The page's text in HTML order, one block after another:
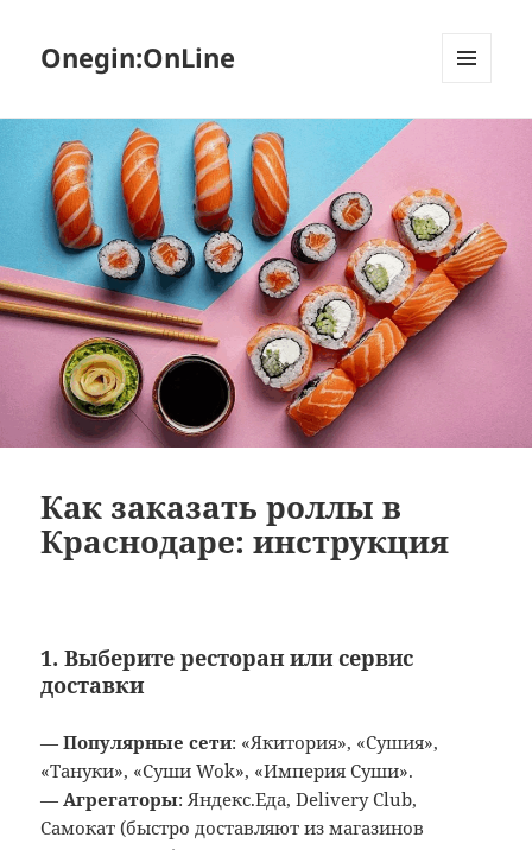
Onegin:OnLine
Как заказать роллы в
Краснодаре: инструкция
1.Выберите ресторан или сервис
доставки
—Популярные сети: «Якитория», «Сушия»,
«Тануки», «Суши Wok», «Империя Суши».
— Агрегаторы: Яндекс.Еда, Delivery Club,
Самокат (быстро доставляют из магазинов